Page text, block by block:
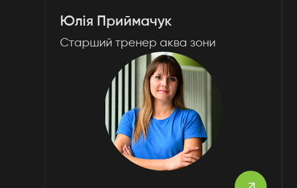
Юлія Приймачук
Старший тренер аква зони